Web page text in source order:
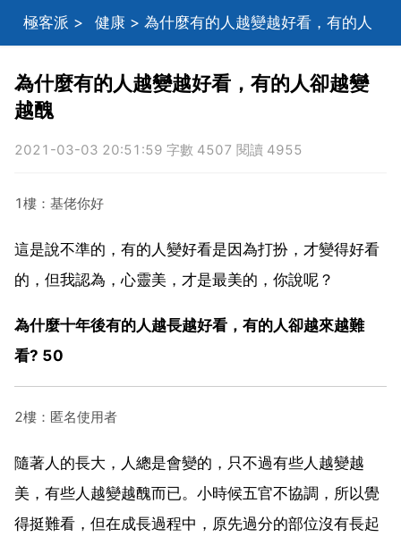
極客派 > 健康 > 為什麼有的人越變越好看，有的人
卻越變越醜
為什麼有的人越變越好看，有的人卻越變
越醜
2021-03-03 20:51:59 字數 4507 閱讀 4955
1樓：基佬你好
這是說不準的，有的人變好看是因為打扮，才變得好看
的，但我認為，心靈美，才是最美的，你說呢？
為什麼十年後有的人越長越好看，有的人卻越來越難
看? 50
2樓：匿名使用者
隨著人的長大，人總是會變的，只不過有些人越變越
美，有些人越變越醜而已。小時候五官不協調，所以覺
得挺難看，但在成長過程中，原先過分的部位沒有長起